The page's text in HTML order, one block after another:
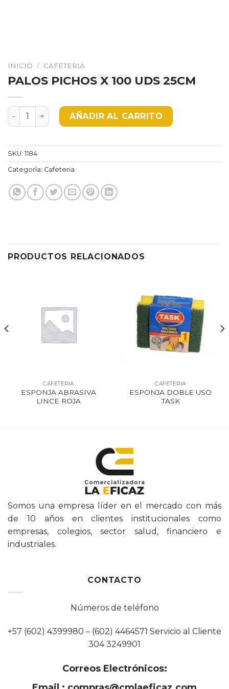
INICIO / CAFETERIA
PALOS PICHOS X 100 UDS 25CM
PALOS PICHOS X 100 UDS 25CM cantidad
AÑADIR AL CARRITO
SKU: 1184
Categoría: Cafeteria
PRODUCTOS RELACIONADOS
CAFETERIA
ESPONJA ABRASIVA
LINCE ROJA
CAFETERIA
ESPONJA DOBLE USO
TASK
Somos una empresa líder en el mercado con más
de 10 años en clientes institucionales como
empresas, colegios, sector salud, financiero e
industriales.
CONTACTO
Números de teléfono
+57 (602) 4399980 – (602) 4464571 Servicio al Cliente
304 3249901
Correos Electrónicos: